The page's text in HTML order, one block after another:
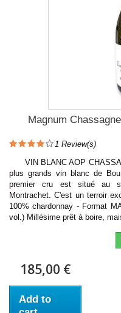
Magnum
1 Review(s)
VIN BLANC AOP
plus grands vin blanc de
premier cru est situé au
Montrachet. C'est un terroir
100% chardonnay - Format
vol.) Millésime prêt à boire,
185,00 €
Add to